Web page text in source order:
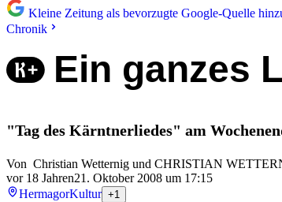
Kleine Zeitung als bevorzugte Google-Quelle
Chronik
Ein ganzes
"Tag des Kärntnerliedes" am
Von Christian Wetternig und CHRISTIAN
vor 18 Jahren21. Oktober 2008 um 17:15
HermagorKultur +1